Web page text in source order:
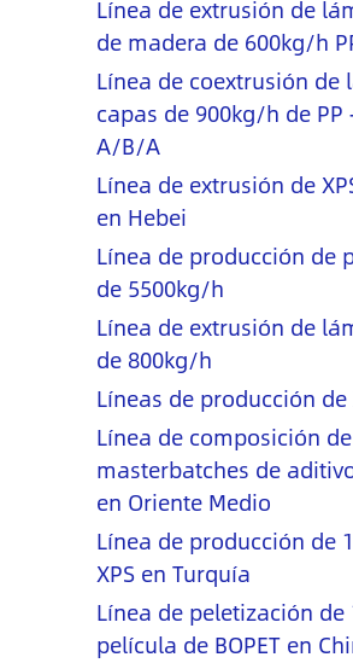
Línea de extrusión de
de madera de 600kg/h
Línea de coextrusión de
capas de 900kg/h de PP
A/B/A
Línea de extrusión de
en Hebei
Línea de producción de
de 5500kg/h
Línea de extrusión de
de 800kg/h
Líneas de producción de
Línea de composición de
masterbatches de
en Oriente Medio
Línea de producción de
XPS en Turquía
Línea de peletización
película de BOPET en